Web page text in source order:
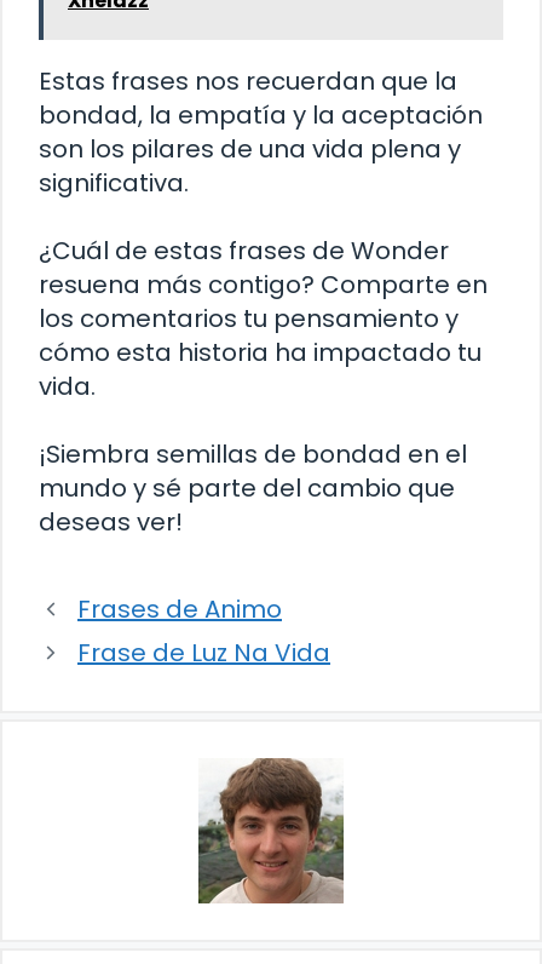
Estas frases nos recuerdan que la
bondad, la empatía y la aceptación
son los pilares de una vida plena y
significativa.
¿Cuál de estas frases de Wonder
resuena más contigo? Comparte en
los comentarios tu pensamiento y
cómo esta historia ha impactado tu
vida.
¡Siembra semillas de bondad en el
mundo y sé parte del cambio que
deseas ver!
Frases de Animo
Frase de Luz Na Vida